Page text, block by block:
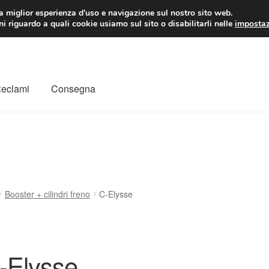
EUR Lun-Ven
Consegna
Booster + cilindri freno C-Elysse
esperienza d'uso e navigazione sul nostro sito web.
riguardo a quali cookie usiamo sul sito o disabilitarli nelle